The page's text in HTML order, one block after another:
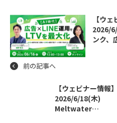
【ウェ
2026/
ンク
前の記事へ
【ウェビナー情報】
2026/6/18(木)
Meltwater…